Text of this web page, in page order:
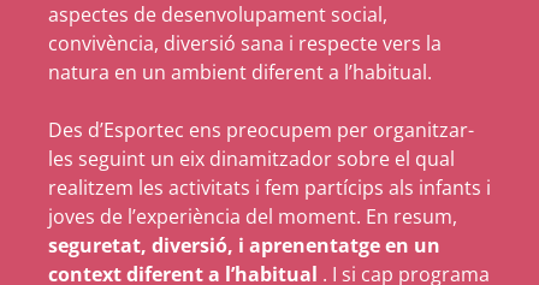
aspectes de desenvolupament social,
convivència, diversió sana i respecte vers la
natura en un ambient diferent a l’habitual.
Des d’Esportec ens preocupem per organitzar-
les seguint un eix dinamitzador sobre el qual
realitzem les activitats i fem partícips als infants i
joves de l’experiència del moment. En resum,
seguretat, diversió, i aprenentatge en un
context diferent a l’habitual . I si cap programa